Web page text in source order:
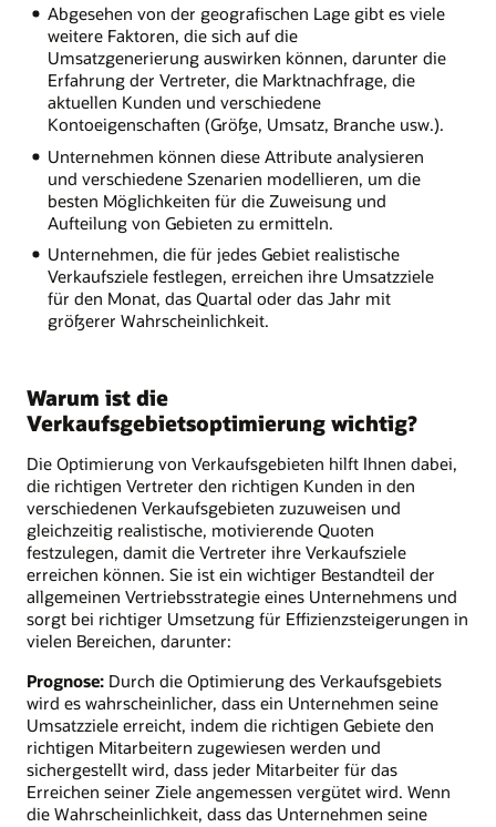
Abgesehen von der geografischen Lage gibt es viele
weitere Faktoren, die sich auf die
Umsatzgenerierung auswirken können, darunter die
Erfahrung der Vertreter, die Marktnachfrage, die
aktuellen Kunden und verschiedene
Kontoeigenschaften (Größe, Umsatz, Branche usw.).
Unternehmen können diese Attribute analysieren
und verschiedene Szenarien modellieren, um die
besten Möglichkeiten für die Zuweisung und
Aufteilung von Gebieten zu ermitteln.
Unternehmen, die für jedes Gebiet realistische
Verkaufsziele festlegen, erreichen ihre Umsatzziele
für den Monat, das Quartal oder das Jahr mit
größerer Wahrscheinlichkeit.
Warum ist die
Verkaufsgebietsoptimierung wichtig?
Die Optimierung von Verkaufsgebieten hilft Ihnen dabei,
die richtigen Vertreter den richtigen Kunden in den
verschiedenen Verkaufsgebieten zuzuweisen und
gleichzeitig realistische, motivierende Quoten
festzulegen, damit die Vertreter ihre Verkaufsziele
erreichen können. Sie ist ein wichtiger Bestandteil der
allgemeinen Vertriebsstrategie eines Unternehmens und
sorgt bei richtiger Umsetzung für Effizienzsteigerungen in
vielen Bereichen, darunter:
Prognose: Durch die Optimierung des Verkaufsgebiets
wird es wahrscheinlicher, dass ein Unternehmen seine
Umsatzziele erreicht, indem die richtigen Gebiete den
richtigen Mitarbeitern zugewiesen werden und
sichergestellt wird, dass jeder Mitarbeiter für das
Erreichen seiner Ziele angemessen vergütet wird. Wenn
die Wahrscheinlichkeit, dass das Unternehmen seine